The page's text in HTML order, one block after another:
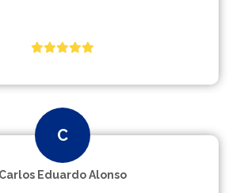
Carlos Eduardo Alonso